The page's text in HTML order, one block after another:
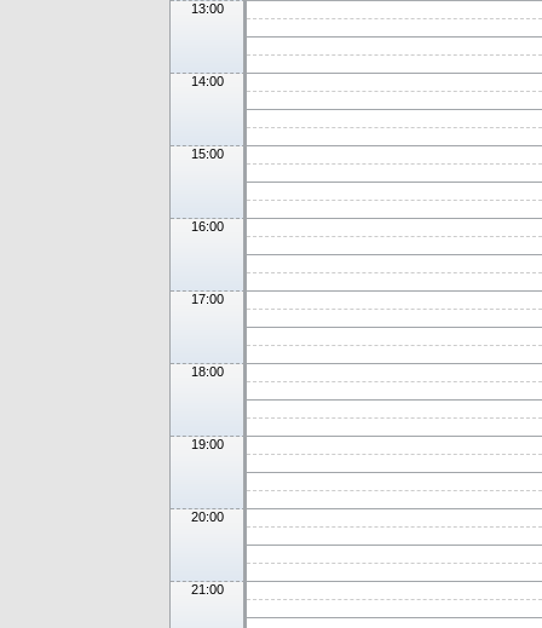
13:00
14:00
15:00
16:00
17:00
18:00
19:00
20:00
21:00